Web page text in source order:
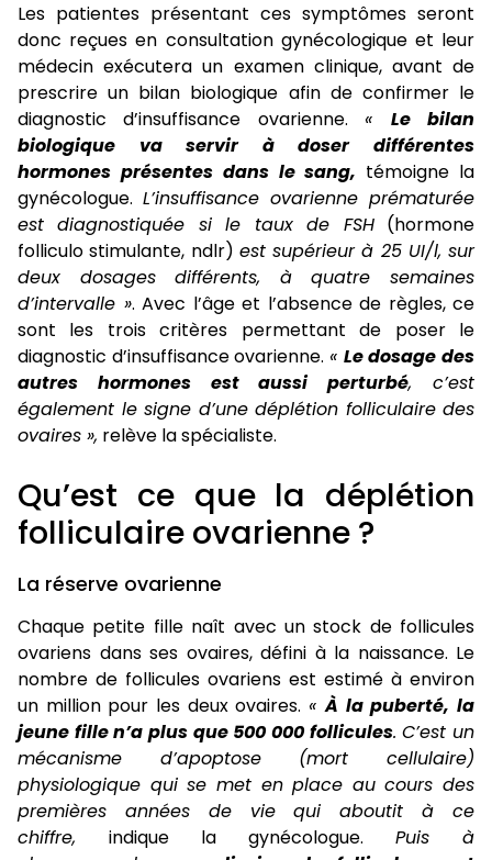
Les patientes présentant ces symptômes seront
donc reçues en consultation gynécologique et leur
médecin exécutera un examen clinique, avant de
prescrire un bilan biologique afin de confirmer le
diagnostic d’insuffisance ovarienne.« Le bilan
biologique va servir à doser différentes
hormones présentes dans le sang, témoigne la
gynécologue. L’insuffisance ovarienne prématurée
est diagnostiquée si le taux de FSH(hormone
folliculo stimulante, ndlr) est supérieur à 25 UI/l, sur
deux dosages différents, à quatre semaines
d’intervalle ». Avec l’âge et l’absence de règles, ce
sont les trois critères permettant de poser le
diagnostic d’insuffisance ovarienne. « Le dosage des
autres hormones est aussi perturbé, c’est
également le signe d’une déplétion folliculaire des
ovaires », relève la spécialiste.
Qu’est ce que la déplétion
folliculaire ovarienne ?
La réserve ovarienne
Chaque petite fille naît avec un stock de follicules
ovariens dans ses ovaires, défini à la naissance. Le
nombre de follicules ovariens est estimé à environ
un million pour les deux ovaires.«À la puberté, la
jeune fille n’a plus que 500 000 follicules. C’est un
mécanisme d’apoptose (mort cellulaire)
physiologique qui se met en place au cours des
premières années de vie qui aboutit à ce
chiffre, indique la gynécologue. Puis à